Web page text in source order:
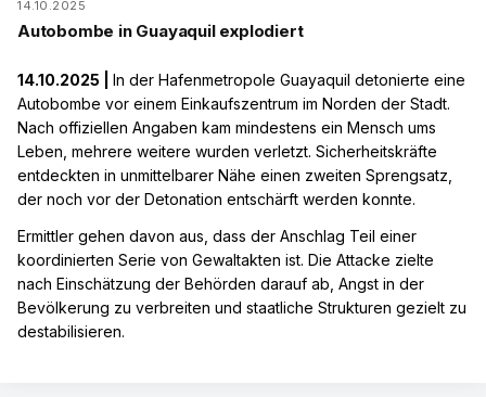
14.10.2025
Autobombe in Guayaquil explodiert
14.10.2025 | In der Hafenmetropole Guayaquil detonierte eine
Autobombe vor einem Einkaufszentrum im Norden der Stadt.
Nach offiziellen Angaben kam mindestens ein Mensch ums
Leben, mehrere weitere wurden verletzt. Sicherheitskräfte
entdeckten in unmittelbarer Nähe einen zweiten Sprengsatz,
der noch vor der Detonation entschärft werden konnte.
Ermittler gehen davon aus, dass der Anschlag Teil einer
koordinierten Serie von Gewaltakten ist. Die Attacke zielte
nach Einschätzung der Behörden darauf ab, Angst in der
Bevölkerung zu verbreiten und staatliche Strukturen gezielt zu
destabilisieren.